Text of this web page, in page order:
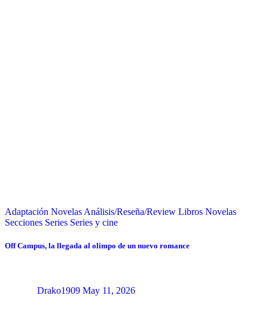
Adaptación Novelas Análisis/Reseña/Review Libros Novelas
Secciones Series Series y cine
Off Campus, la llegada al olimpo de un nuevo romance
Drako1909 May 11, 2026